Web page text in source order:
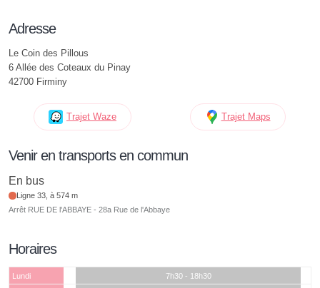
Adresse
Le Coin des Pillous
6 Allée des Coteaux du Pinay
42700 Firminy
Trajet Waze Trajet Maps
Venir en transports en commun
En bus
Ligne 33, à 574 m
Arrêt RUE DE l'ABBAYE - 28a Rue de l'Abbaye
Horaires
Lundi
7h30 - 18h30